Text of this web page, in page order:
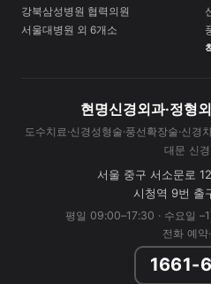
강북삼성병원 협력의원
서울대병원 외 6개소
현명신경외과·정형
도수치료·신경성형술·풍선확장술·신경
대문 신
서울 중구 서소문로
시청역 9번 출
평일 09:00–17:30 · 수요일
전화 예약
1661-